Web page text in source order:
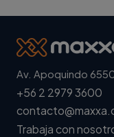
Av. Apoquindo
+56 2 2979 3600
Trabaja con